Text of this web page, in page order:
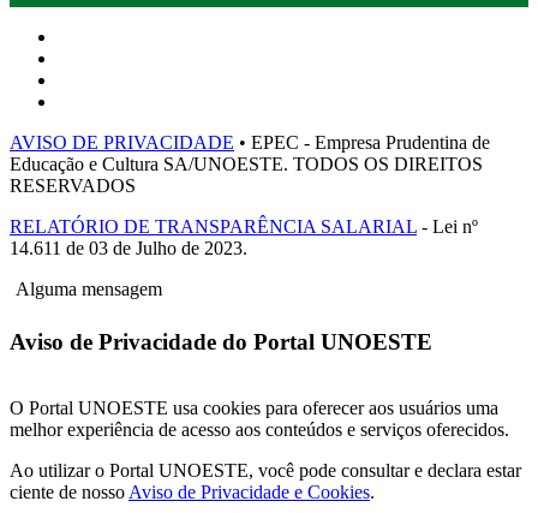
AVISO DE PRIVACIDADE • EPEC - Empresa Prudentina de
Educação e Cultura SA/UNOESTE. TODOS OS DIREITOS
RESERVADOS
RELATÓRIO DE TRANSPARÊNCIA SALARIAL - Lei nº
14.611 de 03 de Julho de 2023.
Alguma mensagem
Aviso de Privacidade do Portal UNOESTE
O Portal UNOESTE usa cookies para oferecer aos usuários uma
melhor experiência de acesso aos conteúdos e serviços oferecidos.
Ao utilizar o Portal UNOESTE, você pode consultar e declara estar
ciente de nosso Aviso de Privacidade e Cookies.